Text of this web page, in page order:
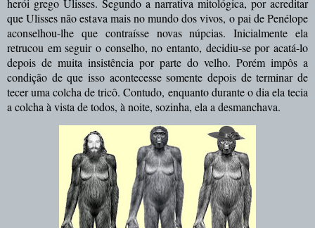
herói grego Ulisses. Segundo a narrativa mitológica, por acreditar
que Ulisses não estava mais no mundo dos vivos, o pai de Penélope
aconselhou-lhe que contraísse novas núpcias. Inicialmente ela
retrucou em seguir o conselho, no entanto, decidiu-se por acatá-lo
depois de muita insistência por parte do velho. Porém impôs a
condição de que isso acontecesse somente depois de terminar de
tecer uma colcha de tricô. Contudo, enquanto durante o dia ela tecia
a colcha à vista de todos, à noite, sozinha, ela a desmanchava.